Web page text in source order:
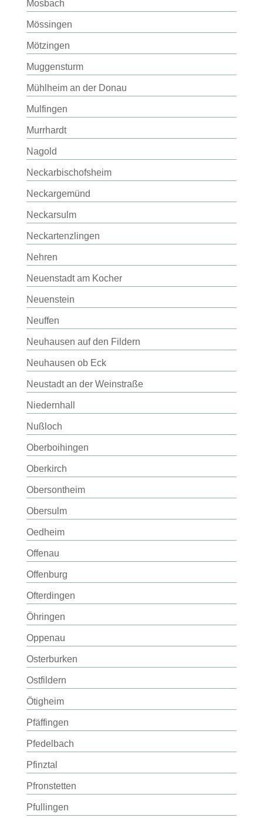
Mosbach
Mössingen
Mötzingen
Muggensturm
Mühlheim an der Donau
Mulfingen
Murrhardt
Nagold
Neckarbischofsheim
Neckargemünd
Neckarsulm
Neckartenzlingen
Nehren
Neuenstadt am Kocher
Neuenstein
Neuffen
Neuhausen auf den Fildern
Neuhausen ob Eck
Neustadt an der Weinstraße
Niedernhall
Nußloch
Oberboihingen
Oberkirch
Obersontheim
Obersulm
Oedheim
Offenau
Offenburg
Ofterdingen
Öhringen
Oppenau
Osterburken
Ostfildern
Ötigheim
Pfäffingen
Pfedelbach
Pfinztal
Pfronstetten
Pfullingen